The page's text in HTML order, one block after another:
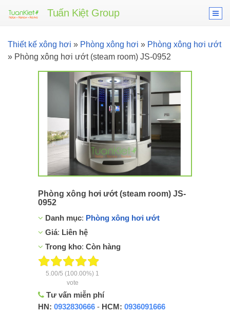
Tuấn Kiệt Group
Thiết kế xông hơi » Phòng xông hơi » Phòng xông hơi ướt
» Phòng xông hơi ướt (steam room) JS-0952
Phòng xông hơi ướt (steam room) JS-
0952
Danh mục: Phòng xông hơi ướt
Giá: Liên hệ
Trong kho: Còn hàng
5.00/5 (100.00%) 1
vote
Tư vấn miễn phí
HN: 0932830666 - HCM: 0936091666